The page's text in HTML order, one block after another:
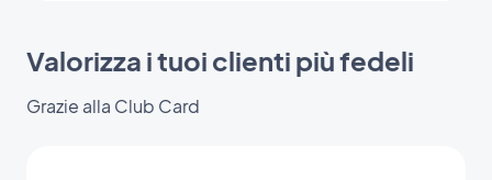
Valorizza i tuoi clienti più fedeli
Grazie alla Club Card